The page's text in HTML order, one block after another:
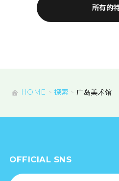
所有的
HOME 探索 广岛美术馆
OFFICIAL SNS